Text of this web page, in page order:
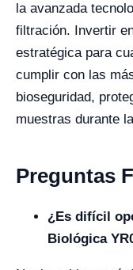
la avanzada
filtración. Invertir
estratégica para
cumplir con las
bioseguridad,
muestras durante
Preguntas
¿Es difícil
Biológica